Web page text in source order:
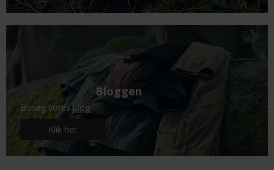
Bloggen
Besøg vores blog
Klik her